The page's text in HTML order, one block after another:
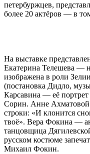
петербуржцев,
более 20 актёров — в
На выставке
Екатерина Телешева —
изображена в роли
(постановка Дидло,
Карсавина — её
Сорин. Анне Ахматовой
строки: «И клонится
твоё». Вера Фокина —
танцовщица
русском костюме
Михаил Фокин.